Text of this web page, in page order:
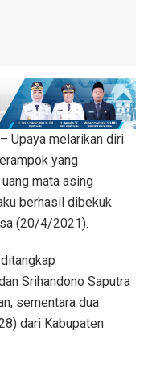
– Upaya melarikan diri
yang
mata asing
berhasil dibekuk
(20/4/2021).
Srihandono Saputra
sementara dua
dari Kabupaten